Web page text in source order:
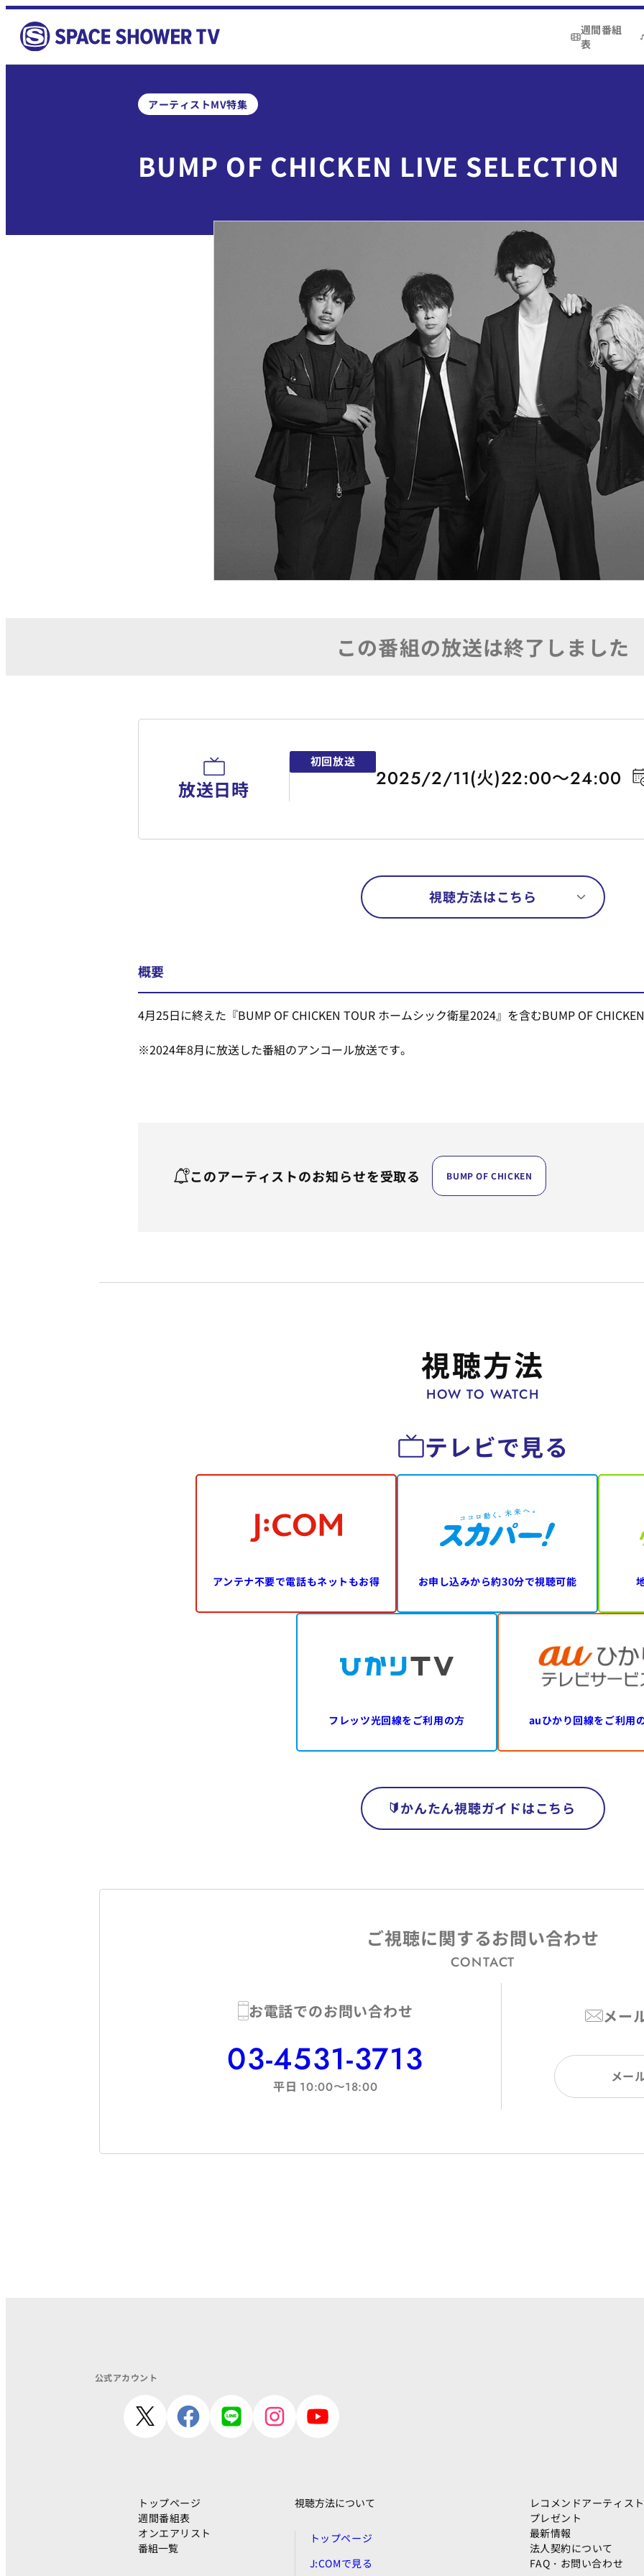
週間番組
表
アーティストMV特集
BUMP OF CHICKEN LIVE SELECTION
放送日時
初回放送
2025/2/11(火)22:00～24:00
視聴方法はこちら
概要
4月25日に終えた『BUMP OF CHICKEN TOUR ホームシック衛星2024』を含むBUMP OF
※2024年8月に放送した番組のアンコール放送です。
このアーティストのお知らせを受取る BUMP OF CHICKEN
視聴方法
HOW TO WATCH
テレビで見る
アンテナ不要で電話もネットもお得 お申し込みから約30分で視聴可能
フレッツ光回線をご利用の方 auひかり回線をご利用
かんたん視聴ガイドはこちら
ご視聴に関するお問い合わせ
CONTACT
お電話でのお問い合わせ
03-4531-3713
平日 10:00〜18:00
メー
メー
公式アカウント
トップページ
週間番組表
オンエアリスト
番組一覧
視聴方法について
トップページ
J:COMで見る
レコメンドアーティスト
プレゼント
最新情報
法人契約について
FAQ・お問い合わせ